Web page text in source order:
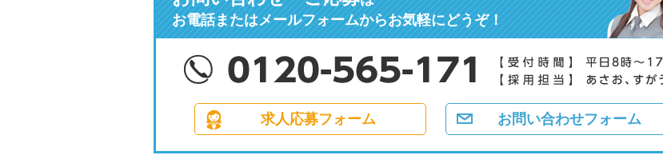
お電話またはメールフォームからお気軽にどうぞ！
求人応募フォーム お問い合わせフォーム